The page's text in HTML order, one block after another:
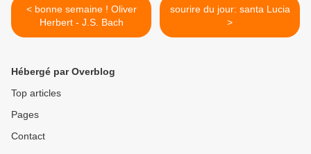
< bonne semaine ! Oliver
Herbert - J.S. Bach
sourire du jour: santa Lucia
>
Hébergé par Overblog
Top articles
Pages
Contact